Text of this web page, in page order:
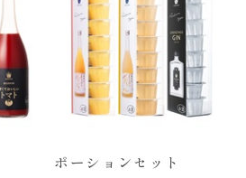
ポーションセット